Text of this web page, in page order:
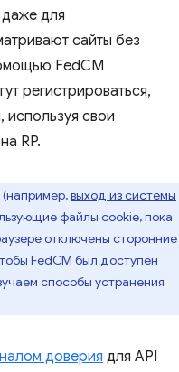
для
сайты без
FedCM
регистрироваться,
используя свои
RP.
выход из системы
файлы cookie, пока
отключены сторонние
FedCM был доступен
способы устранения
доверия для API